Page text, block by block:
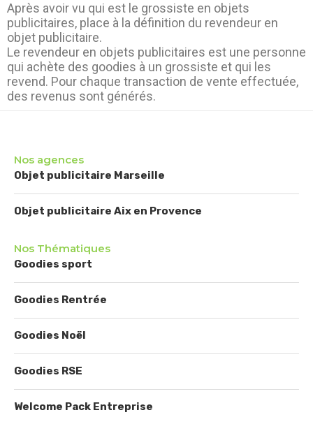
Après avoir vu qui est le grossiste en objets
publicitaires, place à la définition du revendeur en
objet publicitaire.
Le revendeur en objets publicitaires est une personne
qui achète des goodies à un grossiste et qui les
revend. Pour chaque transaction de vente effectuée,
des revenus sont générés.
Nos agences
Objet publicitaire Marseille
Objet publicitaire Aix en Provence
Nos Thématiques
Goodies sport
Goodies Rentrée
Goodies Noël
Goodies RSE
Welcome Pack Entreprise